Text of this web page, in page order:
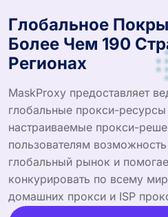
Глобальное
Более Чем 190
Регионах
MaskProxy предоставляет
глобальные прокси-
настраиваемые прокси-
пользователям
глобальный рынок и
конкурировать по всему
домашних прокси и ISP